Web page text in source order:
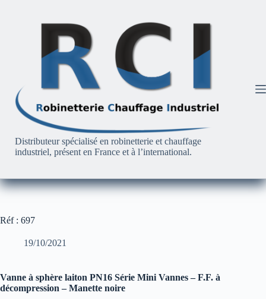
Distributeur spécialisé en robinetterie et chauffage
industriel, présent en France et à l’international.
Réf : 697
19/10/2021
Vanne à sphère laiton PN16 Série Mini Vannes – F.F. à
décompression – Manette noire